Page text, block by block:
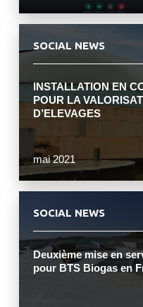
SOCIAL NEWS
INSTALLATION EN
POUR LA
D’ELEVAGES
mai 2021
SOCIAL NEWS
Deuxième mise en
pour BTS Biogas en